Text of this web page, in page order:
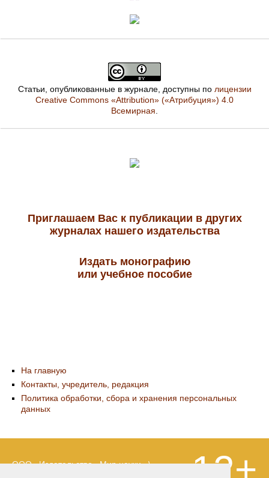
Статьи, опубликованные в журнале, доступны по лицензии
Creative Commons «Attribution» («Атрибуция») 4.0
Всемирная
Приглашаем Вас к публикации в других
журналах нашего издательства
Издать монографию
или учебное пособие
На главную
Контакты, учредитель, редакция
Политика обработки, сбора и хранения персональных
данных
ООО «Издательство «Мир науки» \